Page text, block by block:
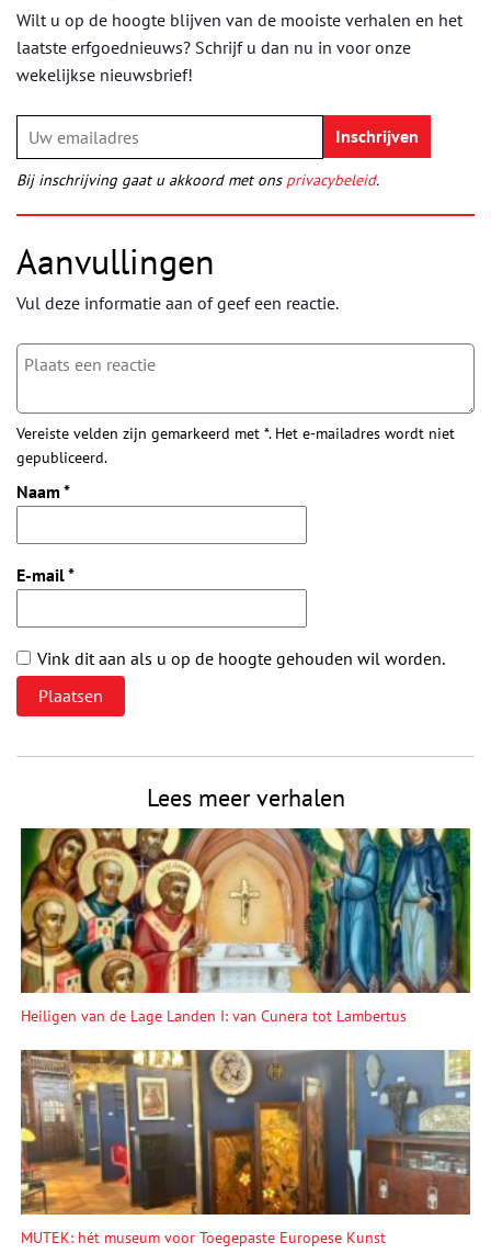
Wilt u op de hoogte blijven van de mooiste verhalen en het
laatste erfgoednieuws? Schrijf u dan nu in voor onze
wekelijkse nieuwsbrief!
Bij inschrijving gaat u akkoord met ons privacybeleid.
Aanvullingen
Vul deze informatie aan of geef een reactie.
Vereiste velden zijn gemarkeerd met *. Het e-mailadres wordt niet
gepubliceerd.
Naam *
E-mail*
Vink dit aan als u op de hoogte gehouden wil worden.
Lees meer verhalen
Heiligen van de Lage Landen I: van Cunera tot Lambertus
MUTEK: hét museum voor Toegepaste Europese Kunst